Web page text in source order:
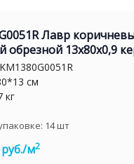
Лавр
обрезной 13x80x0,9
KM1380G0051R
см
кг
14шт
руб./м2